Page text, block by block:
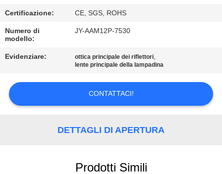
CONTATTACI
NOTIZIE
CHIEDI
Certificazione: CE, SGS, ROHS
Numero di
modello:
JY-AAM12P-7530
Evidenziare: ottica principale dei riflettori,
lente principale della lampadina
CONTATTACI!
DETTAGLI DI APERTURA
Prodotti Simili